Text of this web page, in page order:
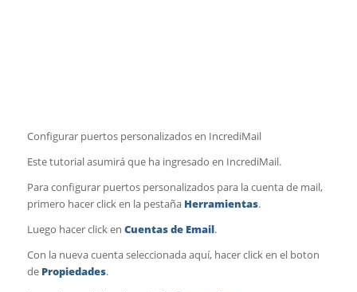
Configurar puertos personalizados en IncrediMail
Este tutorial asumirá que ha ingresado en IncrediMail.
Para configurar puertos personalizados para la cuenta de mail,
primero hacer click en la pestaña Herramientas.
Luego hacer click en Cuentas de Email.
Con la nueva cuenta seleccionada aquí, hacer click en el boton
de Propiedades.